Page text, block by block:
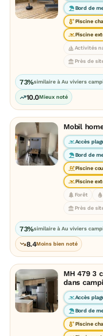
Bord de
Piscine
Piscine
Activités
Près de
73%similaire à Au viviers
10.0Mieux noté
Mobil
Accès
Bord de
Piscine
Piscine
Forêt
Près de
73%similaire à Au viviers
8.4Moins bien noté
MH 479 3
dans
Accès
Bord de
Piscine